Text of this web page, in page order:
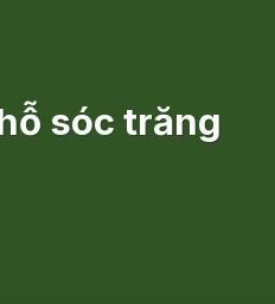
sóc trăng